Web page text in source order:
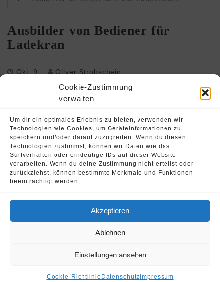
Cookie-Zustimmung
verwalten
Um dir ein optimales Erlebnis zu bieten, verwenden wir
Technologien wie Cookies, um Geräteinformationen zu
speichern und/oder darauf zuzugreifen. Wenn du diesen
Technologien zustimmst, können wir Daten wie das
Surfverhalten oder eindeutige IDs auf dieser Website
verarbeiten. Wenn du deine Zustimmung nicht erteilst oder
zurückziehst, können bestimmte Merkmale und Funktionen
beeinträchtigt werden.
Akzeptieren
Ablehnen
Einstellungen ansehen
Cookie-Richtlinie Datenschutz Impressum
Ausbilder von Bediener für
Ladekran
Okt. 9 Oliver Strohschein
Ausbilder von Bediener für Ladekran
© 2026 Oliver Strohschein •